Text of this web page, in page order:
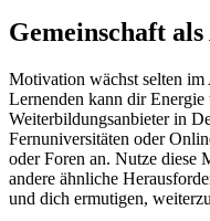
Gemeinschaft
Motivation wächst selten
Lernenden kann dir Energie
Weiterbildungsanbieter in
Fernuniversitäten oder
oder Foren an. Nutze diese
andere ähnliche
und dich ermutigen,